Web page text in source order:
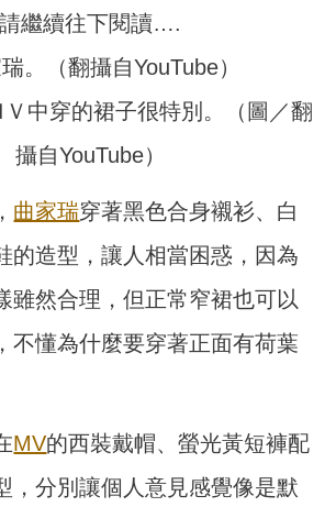
請繼續往下閱讀….
中穿的裙子很特別。（圖／翻
攝自YouTube）
曲家瑞穿著黑色合身襯衫、白
的造型，讓人相當困惑，因為
雖然合理，但正常窄裙也可以
不懂為什麼要穿著正面有荷葉
MV的西裝戴帽、螢光黃短褲配
，分別讓個人意見感覺像是默